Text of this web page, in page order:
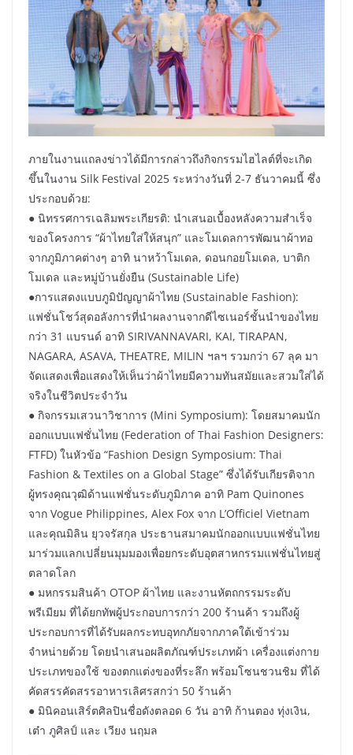
ภายในงานแถลงข่าวได้มีการกล่าวถึงกิจกรรมไฮไลต์ที่จะเกิด
ขึ้นในงาน Silk Festival 2025 ระหว่างวันที่ 2-7 ธันวาคมนี้ ซึ่ง
ประกอบด้วย:
● นิทรรศการเฉลิมพระเกียรติ: นำเสนอเบื้องหลังความสำเร็จ
ของโครงการ “ผ้าไทยใส่ให้สนุก” และโมเดลการพัฒนาผ้าทอ
จากภูมิภาคต่างๆ อาทิ นาหว้าโมเดล, ดอนกอยโมเดล, บาติก
โมเดล และหมู่บ้านยั่งยืน (Sustainable Life)
●การแสดงแบบภูมิปัญญาผ้าไทย (Sustainable Fashion):
แฟชั่นโชว์สุดอลังการที่นำผลงานจากดีไซเนอร์ชั้นนำของไทย
กว่า 31 แบรนด์ อาทิ SIRIVANNAVARI, KAI, TIRAPAN,
NAGARA, ASAVA, THEATRE, MILIN ฯลฯ รวมกว่า 67 ลุค มา
จัดแสดงเพื่อแสดงให้เห็นว่าผ้าไทยมีความทันสมัยและสวมใส่ได้
จริงในชีวิตประจำวัน
● กิจกรรมเสวนาวิชาการ (Mini Symposium): โดยสมาคมนัก
ออกแบบแฟชั่นไทย (Federation of Thai Fashion Designers:
FTFD) ในหัวข้อ “Fashion Design Symposium: Thai
Fashion & Textiles on a Global Stage” ซึ่งได้รับเกียรติจาก
ผู้ทรงคุณวุฒิด้านแฟชั่นระดับภูมิภาค อาทิ Pam Quinones
จาก Vogue Philippines, Alex Fox จาก L’Officiel Vietnam
และคุณมิลิน ยุวจรัสกุล ประธานสมาคมนักออกแบบแฟชั่นไทย
มาร่วมแลกเปลี่ยนมุมมองเพื่อยกระดับอุตสาหกรรมแฟชั่นไทยสู่
ตลาดโลก
● มหกรรมสินค้า OTOP ผ้าไทย และงานหัตถกรรมระดับ
พรีเมียม ที่ได้ยกทัพผู้ประกอบการกว่า 200 ร้านค้า รวมถึงผู้
ประกอบการที่ได้รับผลกระทบอุทกภัยจากภาคใต้เข้าร่วม
จำหน่ายด้วย โดยนำเสนอผลิตภัณฑ์ประเภทผ้า เครื่องแต่งกาย
ประเภทของใช้ ของตกแต่งของที่ระลึก พร้อมโซนชวนชิม ที่ได้
คัดสรรคัดสรรอาหารเลิศรสกว่า 50 ร้านค้า
● มินิคอนเสิร์ตศิลปินชื่อดังตลอด 6 วัน อาทิ ก้านตอง ทุ่งเงิน,
เต๋า ภูศิลป์ และ เวียง นฤมล